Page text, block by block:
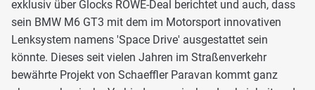
exklusiv über Glocks ROWE-Deal berichtet und auch, dass
sein BMW M6 GT3 mit dem im Motorsport innovativen
Lenksystem namens 'Space Drive' ausgestattet sein
könnte. Dieses seit vielen Jahren im Straßenverkehr
bewährte Projekt von Schaeffler Paravan kommt ganz